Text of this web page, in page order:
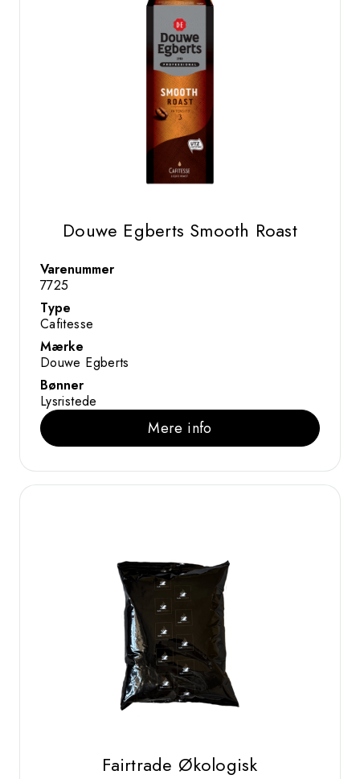
Douwe Egberts Smooth Roast
Varenummer
7725
Type
Cafitesse
Mærke
Douwe Egberts
Bønner
Lysristede
Mere info
Fairtrade Økologisk